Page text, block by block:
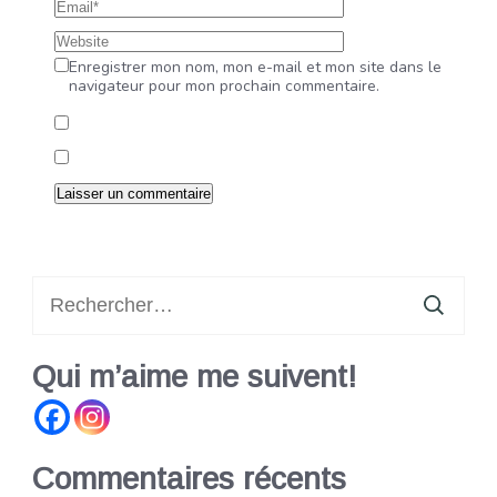
Enregistrer mon nom, mon e-mail et mon site dans le
navigateur pour mon prochain commentaire.
Qui m’aime me suivent!
Commentaires récents